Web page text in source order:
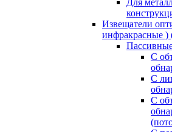
Для
Извещатели
инфракрасные )
С
С
С